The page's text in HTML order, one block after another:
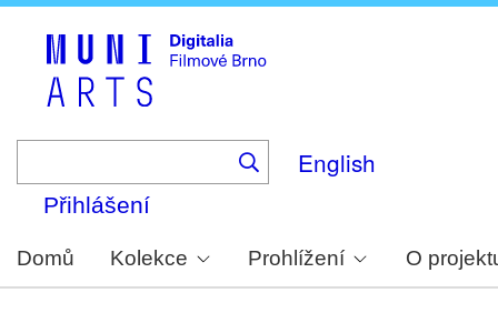
English
Přihlášení
Domů Kolekce Prohlížení O